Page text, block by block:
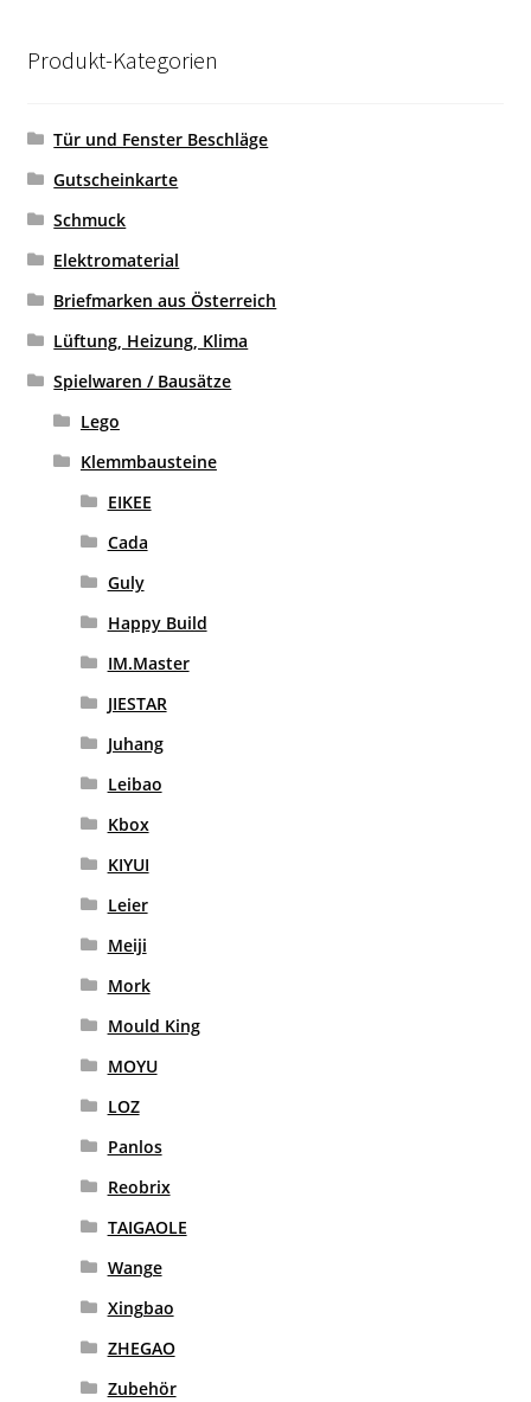
LOZ
MORK
MOULD KING
PANGU
PANLOS
REOBRIX
SEMBO
SUPER 18K
TAIGAOLE
WANGE
XINGBAO
ZHEGAO
ANDERE HERSTELLER
DUPLO
PLAYMOBIL
ELEKTRO
LÜFTUNG, HEIZUNG, KLIMA
Produkt-Kategorien
Tür und Fenster Beschläge
Gutscheinkarte
Schmuck
Elektromaterial
Briefmarken aus Österreich
Lüftung, Heizung, Klima
Spielwaren / Bausätze
Lego
Klemmbausteine
EIKEE
Cada
Guly
Happy Build
IM.Master
JIESTAR
Juhang
Leibao
Kbox
KIYUI
Leier
Meiji
Mork
Mould King
MOYU
LOZ
Panlos
Reobrix
TAIGAOLE
Wange
Xingbao
ZHEGAO
Zubehör